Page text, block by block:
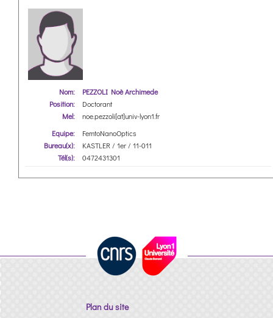
Nom:
PEZZOLI Noè Archimede
Position:
Doctorant
Mel:
noe.pezzoli[at]univ-lyon1.fr
Equipe:
FemtoNanoOptics
Bureau(x):
KASTLER / 1er / 11-011
Tél(s):
0472431301
Plan du site